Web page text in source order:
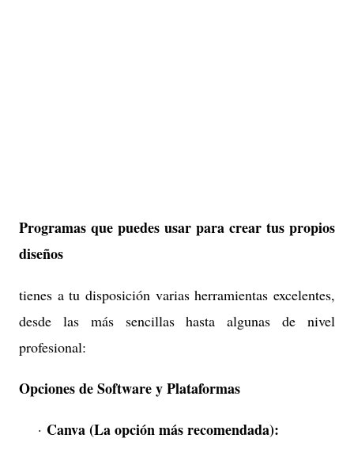
Programas que puedes usar para crear tus propios
diseños
tienes a tu disposición varias herramientas excelentes,
desde las más sencillas hasta algunas de nivel
profesional:
Opciones de Software y Plataformas
· Canva (La opción más recomendada):